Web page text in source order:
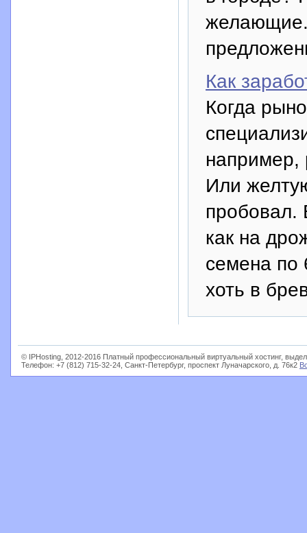
желающие.
Как
Когда
например,
Или
пробовал.
как на
семена по
хоть в
© IPHosting, 2012-2016 Платный профессиональный виртуальный хостинг,
Телефон: +7 (812) 715-32-24, Санкт-Петербург, проспект Луначарского, д. 76к2